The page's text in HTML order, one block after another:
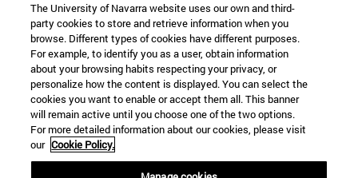
Accesos directos
Biblioteca(abre en nueva ventana)
Mi correo(abre en nueva ventana)
Aula virtual ADI(abre en nueva ventana)
Búsqueda de personas(abre en nueva ventana)
Trabaja con nosotros(abre en nueva ventana)
Información
The University of Navarra website uses our own and third-
party cookies to store and retrieve information when you
browse. Different types of cookies have different purposes.
For example, to identify you as a user, obtain information
about your browsing habits respecting your privacy, or
personalize how the content is displayed. You can select the
cookies you want to enable or accept them all. This banner
will remain active until you choose one of the two options.
For more detailed information about our cookies, please visit
our Cookie Policy.